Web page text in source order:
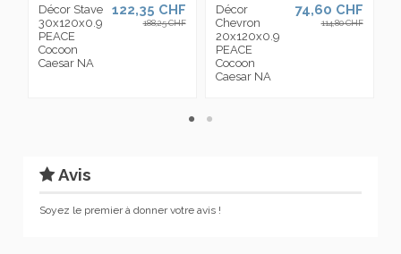
Décor Stave
30x120x0.9
PEACE
Cocoon
Caesar NA
122,35 CHF
188,25 CHF
Décor
Chevron
20x120x0.9
PEACE
Cocoon
Caesar NA
74,60 CHF
114,80 CHF
Avis
Soyez le premier à donner votre avis !